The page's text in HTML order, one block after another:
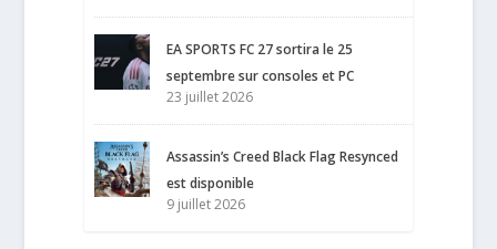
EA SPORTS FC 27 sortira le 25
septembre sur consoles et PC
23 juillet 2026
Assassin’s Creed Black Flag Resynced
est disponible
9 juillet 2026